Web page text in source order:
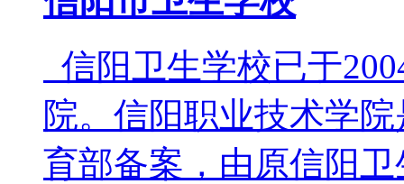
信阳卫生学校已于
院。信阳职业技术学
育部备案，由原信阳